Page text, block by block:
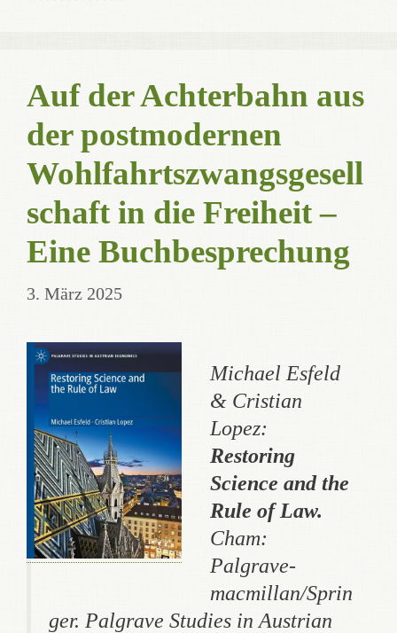
Auf der Achterbahn aus
der postmodernen
Wohlfahrtszwangsgesell
schaft in die Freiheit –
Eine Buchbesprechung
3. März 2025
Michael Esfeld
& Cristian
Lopez:
Restoring
Science and the
Rule of Law.
Cham:
Palgrave-
macmillan/Sprin
ger. Palgrave Studies in Austrian